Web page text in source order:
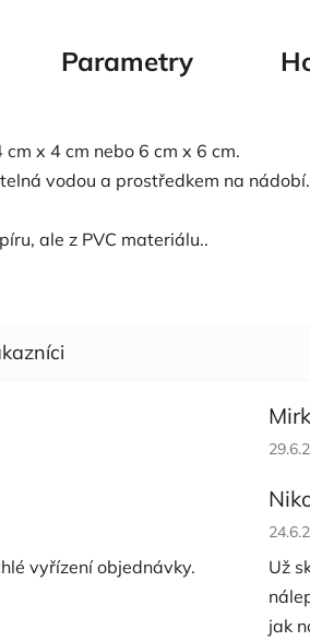
Parametry
cm x 4 cm nebo 6 cm x 6 cm.
vodou a prostředkem na nádobí.
ale z PVC materiálu..
5 z 5 hvězdiček.
5 z 5 hvězdiček.
vyřízení objednávky.
Už
jak